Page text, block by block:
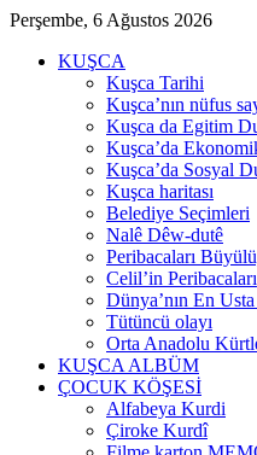
Perşembe, 6 Ağustos 2026
KUŞCA
Kuşca Tarihi
Kuşca’nın nüfus
Kuşca da Egitim
Kuşca’da
Kuşca’da Sosyal
Kuşca haritası
Belediye Seçimleri
Nalê Dêw-dutê
Peribacaları
Celil’in Peribacaları
Dünya’nın En
Tütüncü olayı
Orta Anadolu
KUŞCA ALBÜM
ÇOCUK KÖŞESİ
Alfabeya Kurdi
Çiroke Kurdî